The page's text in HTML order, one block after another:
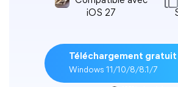
iOS 27
Téléchargement gratuit
Windows 11/10/8/8.1/7